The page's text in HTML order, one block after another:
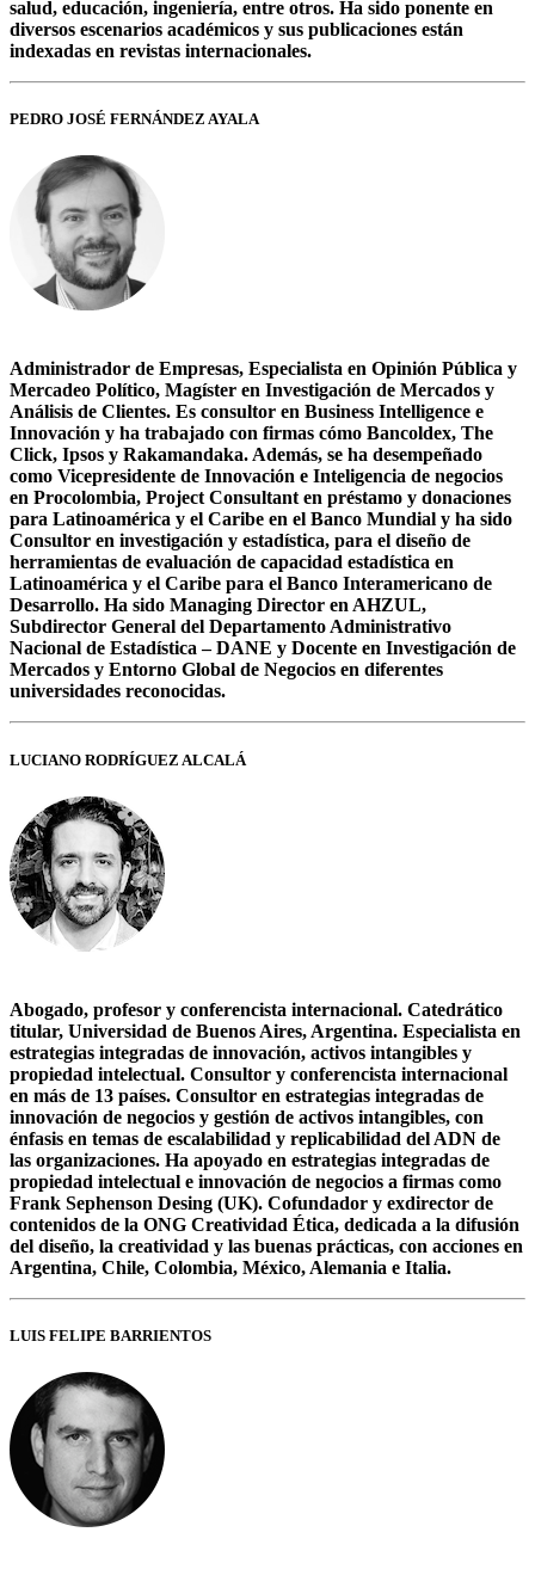
salud, educación, ingeniería, entre otros. Ha sido ponente en
diversos escenarios académicos y sus publicaciones están
indexadas en revistas internacionales.
PEDRO JOSÉ FERNÁNDEZ AYALA
Administrador de Empresas, Especialista en Opinión Pública y
Mercadeo Político, Magíster en Investigación de Mercados y
Análisis de Clientes. Es consultor en Business Intelligence e
Innovación y ha trabajado con firmas cómo Bancoldex, The
Click, Ipsos y Rakamandaka. Además, se ha desempeñado
como Vicepresidente de Innovación e Inteligencia de negocios
en Procolombia, Project Consultant en préstamo y donaciones
para Latinoamérica y el Caribe en el Banco Mundial y ha sido
Consultor en investigación y estadística, para el diseño de
herramientas de evaluación de capacidad estadística en
Latinoamérica y el Caribe para el Banco Interamericano de
Desarrollo. Ha sido Managing Director en AHZUL,
Subdirector General del Departamento Administrativo
Nacional de Estadística – DANE y Docente en Investigación de
Mercados y Entorno Global de Negocios en diferentes
universidades reconocidas.
LUCIANO RODRÍGUEZ ALCALÁ
Abogado, profesor y conferencista internacional. Catedrático
titular, Universidad de Buenos Aires, Argentina. Especialista en
estrategias integradas de innovación, activos intangibles y
propiedad intelectual. Consultor y conferencista internacional
en más de 13 países. Consultor en estrategias integradas de
innovación de negocios y gestión de activos intangibles, con
énfasis en temas de escalabilidad y replicabilidad del ADN de
las organizaciones. Ha apoyado en estrategias integradas de
propiedad intelectual e innovación de negocios a firmas como
Frank Sephenson Desing (UK). Cofundador y exdirector de
contenidos de la ONG Creatividad Ética, dedicada a la difusión
del diseño, la creatividad y las buenas prácticas, con acciones en
Argentina, Chile, Colombia, México, Alemania e Italia.
LUIS FELIPE BARRIENTOS